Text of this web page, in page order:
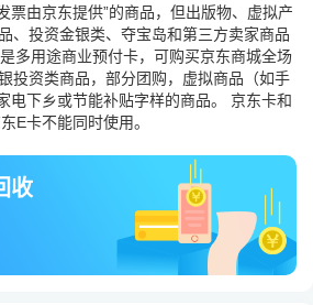
票由京东提供”的商品，但出版物、虚拟产
、投资金银类、夺宝岛和第三方卖家商品
多用途商业预付卡，可购买京东商城全场
投资类商品，部分团购，虚拟商品（如手
电下乡或节能补贴字样的商品。 京东卡和
E卡不能同时使用。
收